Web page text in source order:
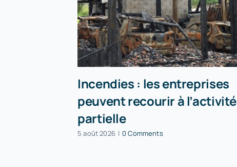
Incendies : les entreprises
peuvent recourir à l’activité
partielle
5 août 2026 | 0 Comments